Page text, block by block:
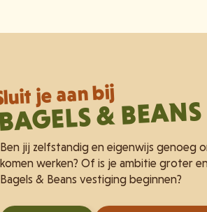
je aan bij
& BEANS
Ben jij zelfstandig en eigenwijs genoeg
komen werken? Of is je ambitie groter
Bagels & Beans vestiging beginnen?